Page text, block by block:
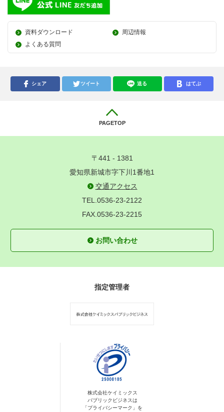
資料ダウンロード
周辺情報
よくある質問
シェア ツイート 送る はてぶ
PAGETOP
〒441 - 1381
愛知県新城市字下川1番地1
交通アクセス
TEL.0536-23-2122
FAX.0536-23-2215
お問い合わせ
指定管理者
株式会社ケイミックス
パブリックビジネスは
「プライバシーマーク」を